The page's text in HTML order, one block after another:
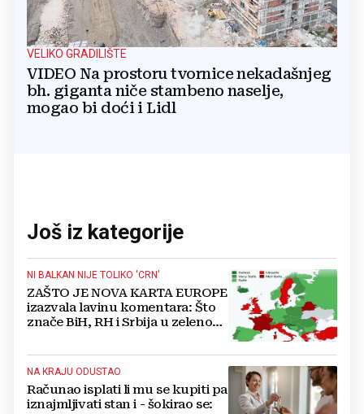
VELIKO GRADILIŠTE
VIDEO Na prostoru tvornice nekadašnjeg
bh. giganta niče stambeno naselje,
mogao bi doći i Lidl
Još iz kategorije
NI BALKAN NIJE TOLIKO 'CRN'
ZAŠTO JE NOVA KARTA EUROPE
izazvala lavinu komentara: Što
znače BiH, RH i Srbija u zelenom,
NA KRAJU ODUSTAO
Računao isplati li mu se kupiti pa
iznajmljivati stan i - šokirao se: